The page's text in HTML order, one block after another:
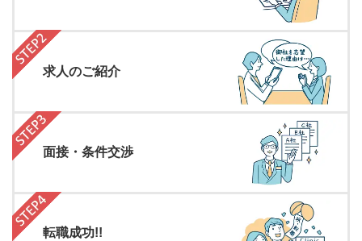
求人のご紹介
面接・条件交渉
転職成功!!